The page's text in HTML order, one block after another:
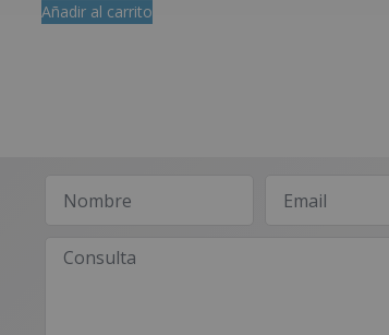
Añadir al carrito